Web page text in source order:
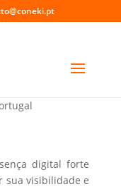
Loures
digital forte
sua visibilidade e